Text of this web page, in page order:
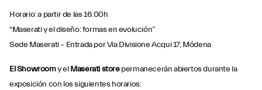
Horario: a partir de las 16.00h
“Maserati y el diseño: formas en evolución”
Sede Maserati – Entrada por Via Divisione Acqui 17, Módena
El Showroomy elMaserati storepermanecerán abiertos durante la
exposición con los siguientes horarios: